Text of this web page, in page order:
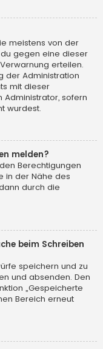
meistens von der
gegen eine dieser
erteilen.
der Administration
mit dieser
Administrator, sofern
wurdest.
melden?
Berechtigungen
in der Nähe des
durch die
beim Schreiben
speichern und zu
und absenden. Den
„Gespeicherte
Bereich erneut